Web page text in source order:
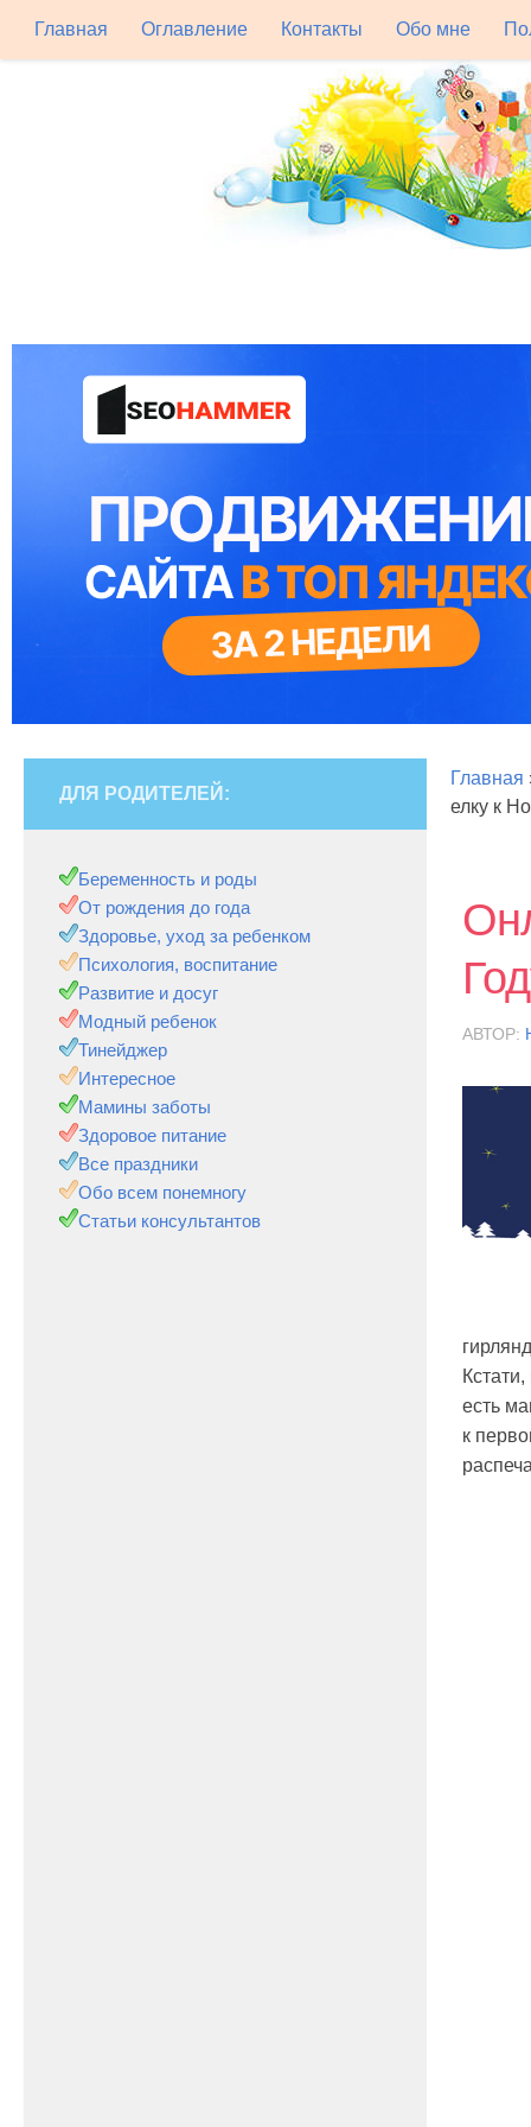
Главная Оглавление Контакты Обо мне
Главная
елку к
АВТОР:
есть
к
ДЛЯ РОДИТЕЛЕЙ:
Беременность и роды
От рождения до года
Здоровье, уход за ребенком
Психология, воспитание
Развитие и досуг
Модный ребенок
Тинейджер
Интересное
Мамины заботы
Здоровое питание
Все праздники
Обо всем понемногу
Статьи консультантов